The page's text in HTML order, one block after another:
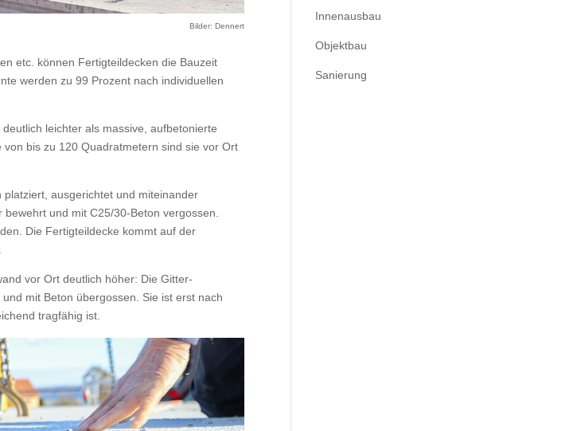
Bilder: Dennert
etc. können Fertigteildecken die Bauzeit
werden zu 99 Prozent nach individuellen
leichter als massive, aufbetonierte
bis zu 120 Quadratmetern sind sie vor Ort
ausgerichtet und miteinander
und mit C25/30-Beton vergossen.
Die Fertigteildecke kommt auf der
vor Ort deutlich höher: Die Gitter-
mit Beton übergossen. Sie ist erst nach
tragfähig ist.
Innenausbau
Objektbau
Sanierung